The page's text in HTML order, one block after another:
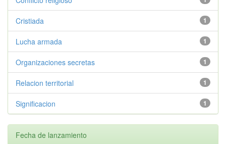
1
Cristiada
1
Lucha armada
1
Organizaciones secretas
1
Relacion territorial
1
Significacion
Fecha de lanzamiento